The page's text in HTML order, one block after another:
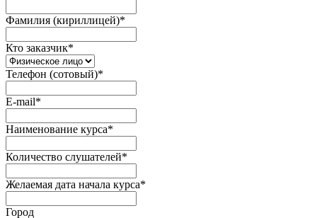
Фамилия (кириллицей)*
Кто заказчик*
Телефон (сотовый)*
E-mail*
Наименование курса*
Количество слушателей*
Желаемая дата начала курса*
Город